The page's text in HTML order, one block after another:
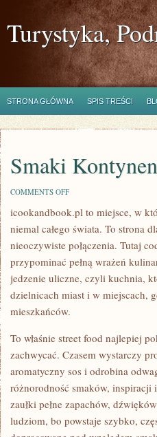
Turystyka,
STRONA GŁÓWNA SPIS TREŚCI
Smaki
COMMENTS OFFON
KONTYNENTÓW
icookandbook.pl to miejsce, w
niemal całego świata. To strona
nieoczywiste połączenia. Tutaj
przypominać pełną wrażeń
jedzenie uliczne, czyli kuchnia,
dzielnicach miast i w miejscach,
mieszkańców.
To właśnie street food najlepiej
zachwycać. Czasem wystarczy
aromatyczny sos i odrobina
różnorodność smaków, inspiracji
zaułki pełne zapachów,
ludziom, bo powstaje szybko,